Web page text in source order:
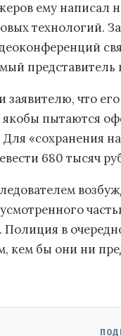
ему написал
технологий.
представитель
что его
якобы пытаются
Для «сохранения
680 тысяч
в
кем бы они ни